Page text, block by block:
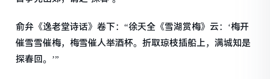
俞弁《逸老堂诗话》卷下：“徐天全《雪湖赏梅》云：‘梅开
催雪雪催梅，梅雪催人举酒杯。折取琼枝插船上，满城知是
探春回。’”